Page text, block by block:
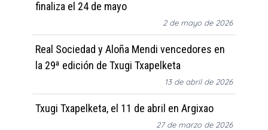
finaliza el 24 de mayo
2 de mayo de 2026
Real Sociedad y Aloña Mendi vencedores en
la 29ª edición de Txugi Txapelketa
13 de abril de 2026
Txugi Txapelketa, el 11 de abril en Argixao
27 de marzo de 2026